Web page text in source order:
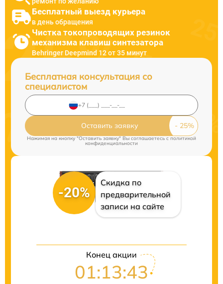
Бесплатный выезд курьера
в день обращения
Чистка токопроводящих резинок
механизма клавиш синтезатора
Behringer Deepmind 12 от 35 минут
Бесплатная консультация со
специалистом
Оставить заявку
Нажимая на кнопку "Оставить заявку" Вы соглашаетесь cполитикой
конфиденциальности
-20%
Скидка по
предварительной
записи на сайте
Конец акции
01:13:42